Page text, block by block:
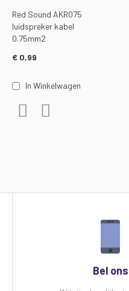
Red Sound AKR075
luidspreker kabel
0.75mm2
€ 0,99
In Winkelwagen
Bel ons